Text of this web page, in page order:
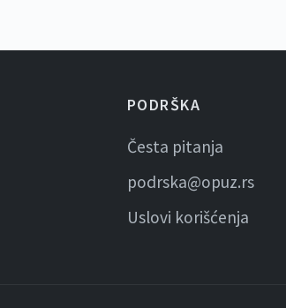
PODRŠKA
Česta pitanja
podrska@opuz.rs
Uslovi korišćenja